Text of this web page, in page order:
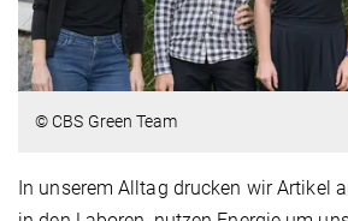
© CBS Green Team
In unserem Alltag drucken wir Artikel